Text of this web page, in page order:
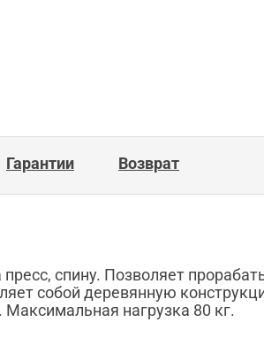
Гарантии Возврат
спину. Позволяет
собой деревянную
Максимальная нагрузка 80 кг.